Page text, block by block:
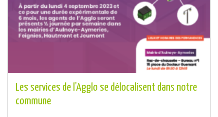
Les services de l’Agglo se délocalisent dans notre
commune